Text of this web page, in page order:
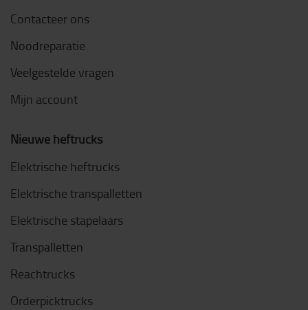
Contacteer ons
Noodreparatie
Veelgestelde vragen
Mijn account
Nieuwe heftrucks
Elektrische heftrucks
Elektrische transpalletten
Elektrische stapelaars
Transpalletten
Reachtrucks
Orderpicktrucks